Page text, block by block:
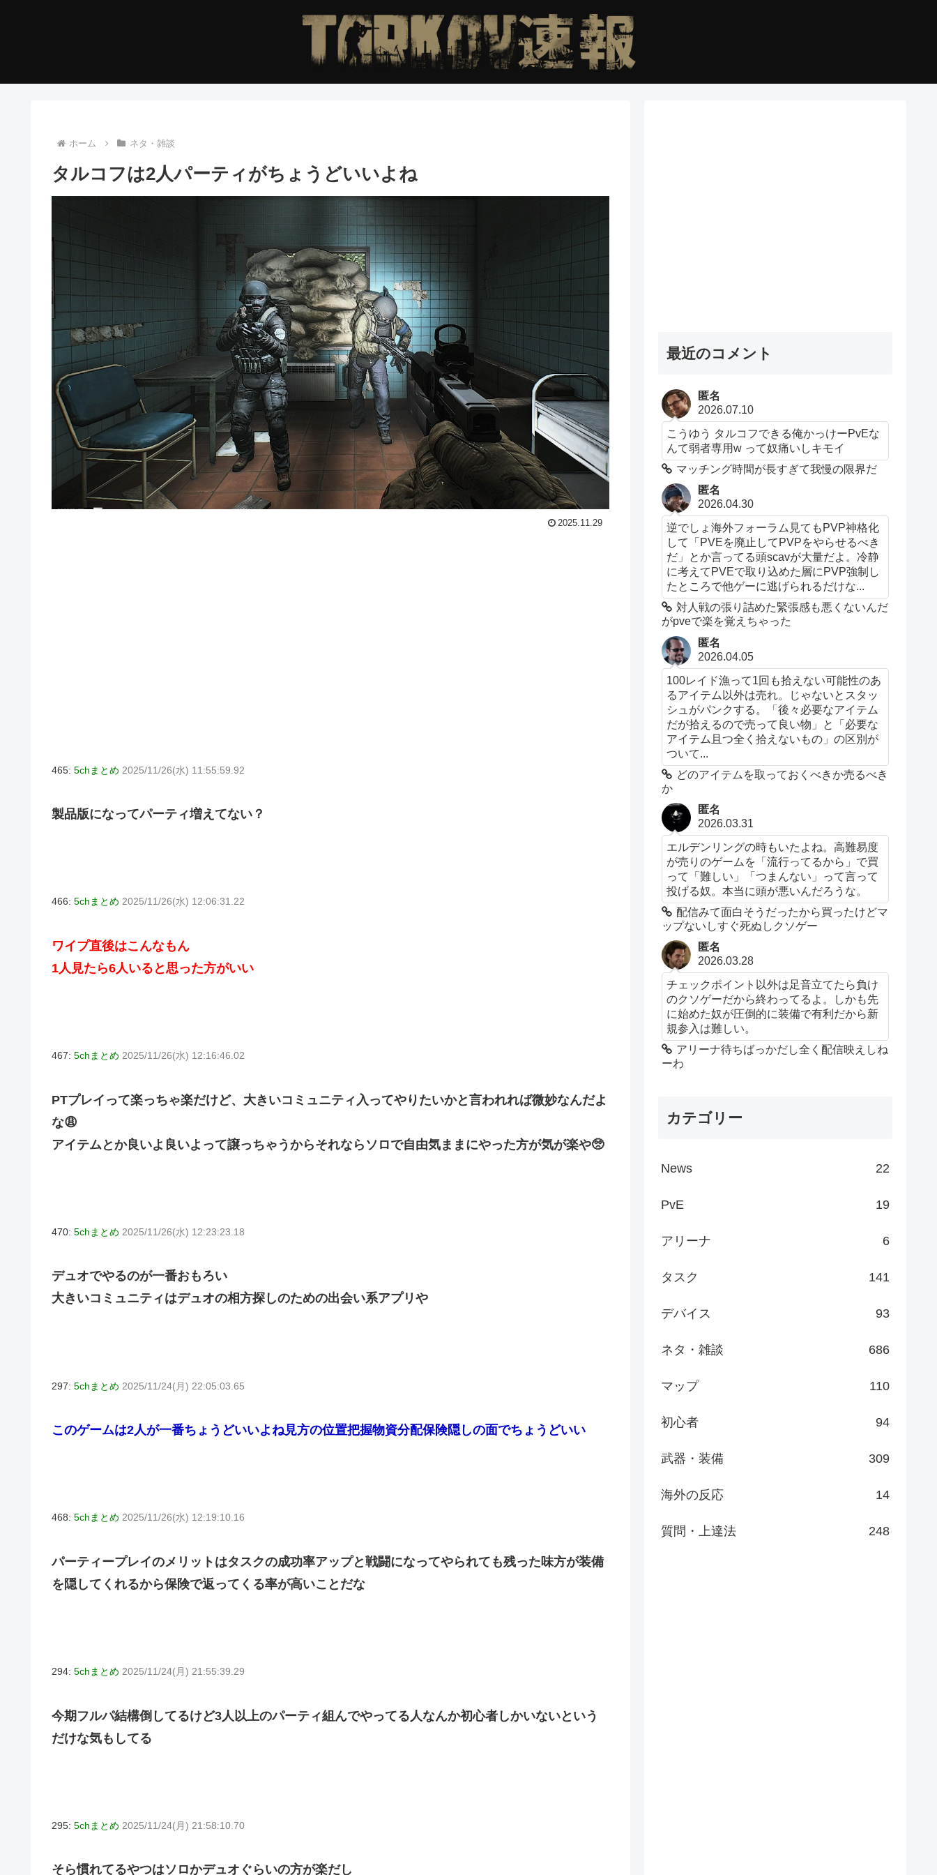
ホーム ネタ・雑談
タルコフは2人パーティがちょうどいいよね
2025.11.29
465: 5chまとめ 2025/11/26(水) 11:55:59.92
製品版になってパーティ増えてない？
466: 5chまとめ 2025/11/26(水) 12:06:31.22
ワイプ直後はこんなもん
1人見たら6人いると思った方がいい
467: 5chまとめ 2025/11/26(水) 12:16:46.02
PTプレイって楽っちゃ楽だけど、大きいコミュニティ入ってやりたいかと言われれば微妙なんだよ
な😩
アイテムとか良いよ良いよって譲っちゃうからそれならソロで自由気ままにやった方が気が楽や🥺
470: 5chまとめ 2025/11/26(水) 12:23:23.18
デュオでやるのが一番おもろい
大きいコミュニティはデュオの相方探しのための出会い系アプリや
297: 5chまとめ 2025/11/24(月) 22:05:03.65
このゲームは2人が一番ちょうどいいよね見方の位置把握物資分配保険隠しの面でちょうどいい
468: 5chまとめ 2025/11/26(水) 12:19:10.16
パーティープレイのメリットはタスクの成功率アップと戦闘になってやられても残った味方が装備
を隠してくれるから保険で返ってくる率が高いことだな
294: 5chまとめ 2025/11/24(月) 21:55:39.29
今期フルパ結構倒してるけど3人以上のパーティ組んでやってる人なんか初心者しかいないという
だけな気もしてる
295: 5chまとめ 2025/11/24(月) 21:58:10.70
そら慣れてるやつはソロかデュオぐらいの方が楽だし
最近のコメント
匿名
2026.07.10
こうゆう タルコフできる俺かっけーPvEな
んて弱者専用w って奴痛いしキモイ
マッチング時間が長すぎて我慢の限界だ
匿名
2026.04.30
逆でしょ海外フォーラム見てもPVP神格化
して「PVEを廃止してPVPをやらせるべき
だ」とか言ってる頭scavが大量だよ。冷静
に考えてPVEで取り込めた層にPVP強制し
たところで他ゲーに逃げられるだけな...
対人戦の張り詰めた緊張感も悪くないんだ
がpveで楽を覚えちゃった
匿名
2026.04.05
100レイド漁って1回も拾えない可能性のあ
るアイテム以外は売れ。じゃないとスタッ
シュがパンクする。「後々必要なアイテム
だが拾えるので売って良い物」と「必要な
アイテム且つ全く拾えないもの」の区別が
ついて...
どのアイテムを取っておくべきか売るべき
か
匿名
2026.03.31
エルデンリングの時もいたよね。高難易度
が売りのゲームを「流行ってるから」で買
って「難しい」「つまんない」って言って
投げる奴。本当に頭が悪いんだろうな。
配信みて面白そうだったから買ったけどマ
ップないしすぐ死ぬしクソゲー
匿名
2026.03.28
チェックポイント以外は足音立てたら負け
のクソゲーだから終わってるよ。しかも先
に始めた奴が圧倒的に装備で有利だから新
規参入は難しい。
アリーナ待ちばっかだし全く配信映えしね
ーわ
カテゴリー
News 22
PvE 19
アリーナ 6
タスク 141
デバイス 93
ネタ・雑談 686
マップ 110
初心者 94
武器・装備 309
海外の反応 14
質問・上達法 248